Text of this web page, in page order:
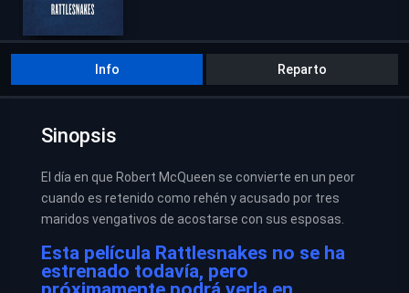
Info Reparto
Sinopsis
El día en que Robert McQueen se convierte en un peor
cuando es retenido como rehén y acusado por tres
maridos vengativos de acostarse con sus esposas.
Esta película Rattlesnakes no se ha
estrenado todavía, pero